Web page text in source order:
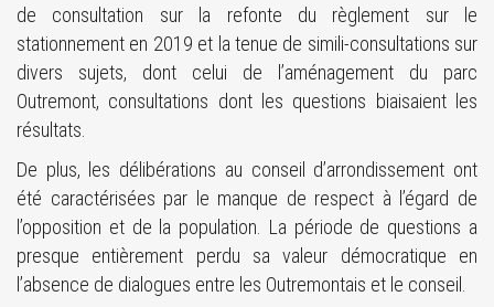
de consultation sur la refonte du règlement sur le
stationnement en 2019 et la tenue de simili-consultations sur
divers sujets, dont celui de l’aménagement du parc
Outremont, consultations dont les questions biaisaient les
résultats.
De plus, les délibérations au conseil d’arrondissement ont
été caractérisées par le manque de respect à l’égard de
l’opposition et de la population. La période de questions a
presque entièrement perdu sa valeur démocratique en
l’absence de dialogues entre les Outremontais et le conseil.